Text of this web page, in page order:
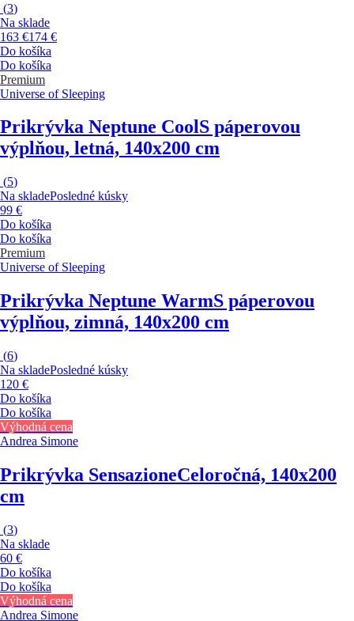
(3)
Na sklade
163 €174 €
Do košíka
Do košíka
Premium
Universe of Sleeping
Prikrývka Neptune CoolS páperovou
výplňou, letná, 140x200 cm
(5)
Na skladePosledné kúsky
99 €
Do košíka
Do košíka
Premium
Universe of Sleeping
Prikrývka Neptune WarmS páperovou
výplňou, zimná, 140x200 cm
(6)
Na skladePosledné kúsky
120 €
Do košíka
Do košíka
Výhodná cena
Andrea Simone
Prikrývka SensazioneCeloročná, 140x200
cm
(3)
Na sklade
60 €
Do košíka
Do košíka
Výhodná cena
Andrea Simone